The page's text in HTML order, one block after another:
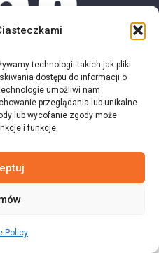
technologii takich jak pliki
dostępu do informacji o
umożliwi nam
przeglądania lub unikalne
lub wycofanie zgody może
i funkcje.
Policy
prawa zastrzeżone.